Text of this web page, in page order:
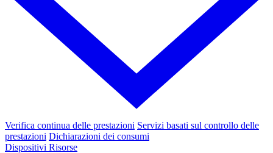
Verifica continua delle prestazioni Servizi basati sul controllo delle
prestazioni Dichiarazioni dei consumi
Dispositivi Risorse